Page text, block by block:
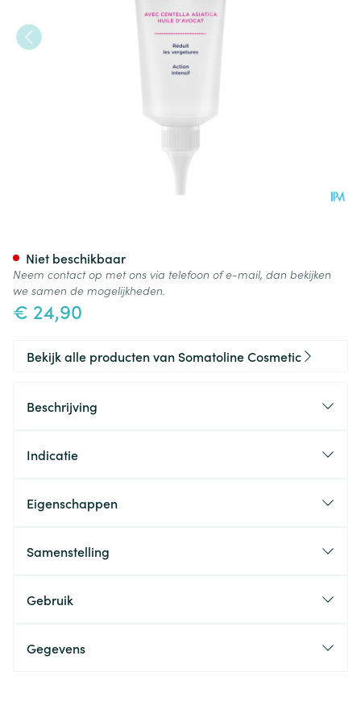
€ 24,90
Niet beschikbaar
Neem contact op met ons via telefoon of e-mail, dan bekijken
we samen de mogelijkheden.
Bekijk alle producten van Somatoline Cosmetic
Beschrijving
Indicatie
Eigenschappen
Samenstelling
Gebruik
Gegevens